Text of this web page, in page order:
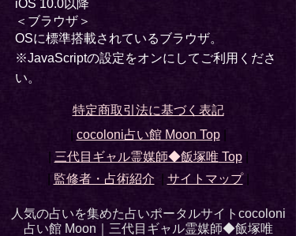
iOS 10.0以降
＜ブラウザ＞
OSに標準搭載されているブラウザ。
※JavaScriptの設定をオンにしてご利用くださ
い。
特定商取引法に基づく表記
cocoloni占い館 Moon Top|
三代目ギャル霊媒師◆飯塚唯Top|
監修者・占術紹介 サイトマップ|
人気の占いを集めた占いポータルサイトcocoloni
占い館 Moon｜ 三代目ギャル霊媒師◆飯塚唯